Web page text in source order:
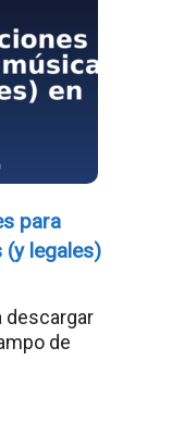
para
legales)
descargar
de